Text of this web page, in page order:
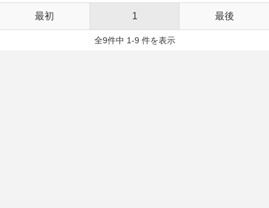
最初 1 最後
全9件中 1-9 件を表示